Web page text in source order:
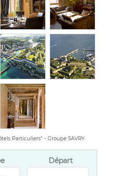
Particuliers" - Groupe SAVRY
Départ